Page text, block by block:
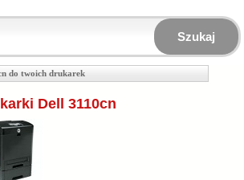
Szukaj
do twoich drukarek
Dell 3110cn